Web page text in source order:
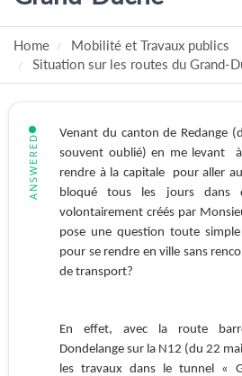
Home
Mobilité et Travaux publics
Situation sur les routes du Grand-
ANSWERED
Venant du canton de Redange
souvent oublié) en me levant
rendre à la capitale pour aller
bloqué tous les jours dans
volontairement créés par
pose une question toute
pour se rendre en ville sans
de transport?
En effet, avec la route
Dondelange sur la N12 (du 22
les travaux dans le tunnel «